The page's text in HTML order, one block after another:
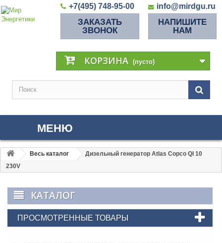
+7(495) 748-95-00 info@mirdgu.ru
ЗАКАЗАТЬ
ЗВОНОК
НАПИШИТЕ
НАМ
КОРЗИНА (пусто)
МЕНЮ
Весь каталог
Дизельный генератор Atlas Copco QI 10
230V
КАТАЛОГ
ПРОСМОТРЕННЫЕ ТОВАРЫ